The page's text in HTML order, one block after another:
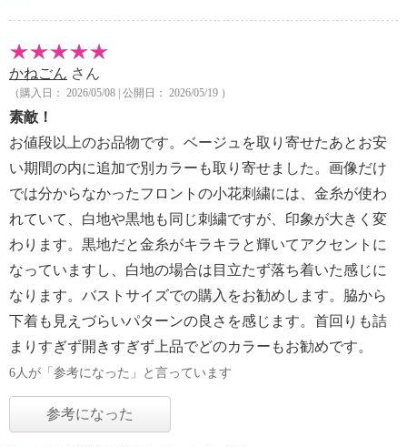
かねごん さん
（購入日： 2026/05/08 | 公開日： 2026/05/19 ）
素敵！
お値段以上のお品物です。ベージュを取り寄せたあとお安
い期間の内に追加で別カラーも取り寄せました。画像だけ
では分からなかったフロントの小花刺繍には、金糸が使わ
れていて、白地や黒地も同じ刺繍ですが、印象が大きく変
わります。黒地だと金糸がキラキラと輝いてアクセントに
なっていますし、白地の場合は目立たず落ち着いた感じに
なります。バストサイズでの購入をお勧めします。脇から
下着も見えづらいパターンの良さを感じます。首回りも詰
まりすぎず開きすぎず上品でどのカラーもお勧めです。
6人が「参考になった」と言っています
参考になった